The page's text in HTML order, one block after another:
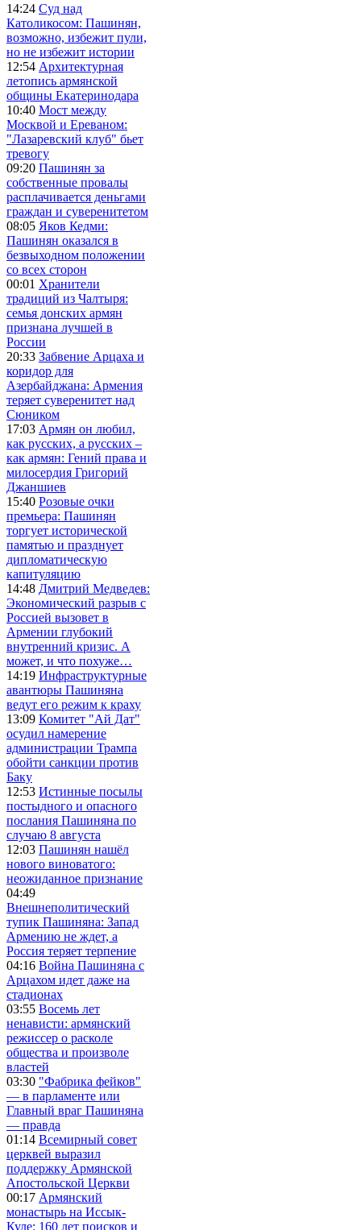
14:24 Суд над
Католикосом: Пашинян,
возможно, избежит пули,
но не избежит истории
12:54 Архитектурная
летопись армянской
общины Екатеринодара
10:40 Мост между
Москвой и Ереваном:
"Лазаревский клуб" бьет
тревогу
09:20 Пашинян за
собственные провалы
расплачивается деньгами
граждан и суверенитетом
08:05 Яков Кедми:
Пашинян оказался в
безвыходном положении
со всех сторон
00:01 Хранители
традиций из Чалтыря:
семья донских армян
признана лучшей в
России
20:33 Забвение Арцаха и
коридор для
Азербайджана: Армения
теряет суверенитет над
Сюником
17:03 Армян он любил,
как русских, а русских –
как армян: Гений права и
милосердия Григорий
Джаншиев
15:40 Розовые очки
премьера: Пашинян
торгует исторической
памятью и празднует
дипломатическую
капитуляцию
14:48 Дмитрий Медведев:
Экономический разрыв с
Россией вызовет в
Армении глубокий
внутренний кризис. А
может, и что похуже…
14:19 Инфраструктурные
авантюры Пашиняна
ведут его режим к краху
13:09 Комитет "Ай Дат"
осудил намерение
администрации Трампа
обойти санкции против
Баку
12:53 Истинные посылы
постыдного и опасного
послания Пашиняна по
случаю 8 августа
12:03 Пашинян нашёл
нового виноватого:
неожиданное признание
04:49
Внешнеполитический
тупик Пашиняна: Запад
Армению не ждет, а
Россия теряет терпение
04:16 Война Пашиняна с
Арцахом идет даже на
стадионах
03:55 Восемь лет
ненависти: армянский
режиссер о расколе
общества и произволе
властей
03:30 "Фабрика фейков"
— в парламенте или
Главный враг Пашиняна
— правда
01:14 Всемирный совет
церквей выразил
поддержку Армянской
Апостольской Церкви
00:17 Армянский
монастырь на Иссык-
Куле: 160 лет поисков и